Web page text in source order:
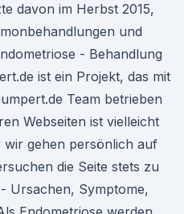
davon im Herbst 2015,
und
- Behandlung
ist ein Projekt, das mit
Team betrieben
Webseiten ist vielleicht
gehen persönlich auf
die Seite stets zu
Ursachen, Symptome,